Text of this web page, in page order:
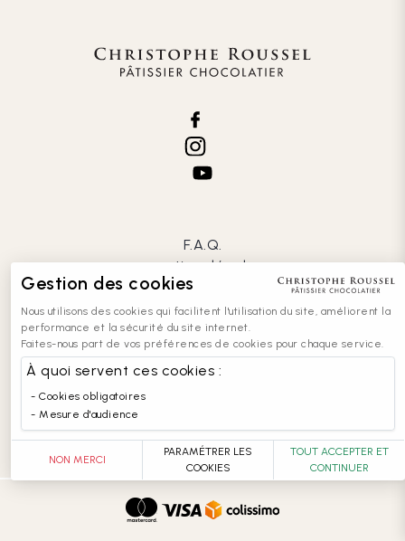
F.A.Q.
mentions légales
CGV
confidentialité
cookies
contact
recrutement
accessibilité : partiellement conforme
Gestion des cookies
Nous utilisons des cookies qui facilitent l'utilisation du site, améliorent la
performance et la sécurité du site internet.
Faites-nous part de vos préférences de cookies pour chaque service.
À quoi servent ces cookies :
Cookies obligatoires
Mesure d'audience
NON MERCI
PARAMÉTRER LES
COOKIES
TOUT ACCEPTER ET
CONTINUER